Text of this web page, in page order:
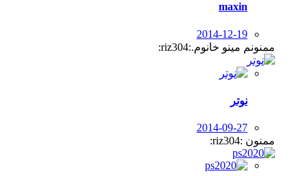
maxin
2014-12-19
ممنونم مینو خانوم.:riz304:
نوتر
2014-09-27
ممنون :riz304: